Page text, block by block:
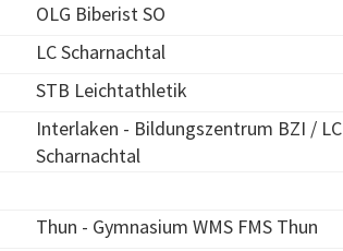
OLG Biberist SO
LC Scharnachtal
STB Leichtathletik
Interlaken - Bildungszentrum BZI / LC
Scharnachtal
Thun - Gymnasium WMS FMS Thun